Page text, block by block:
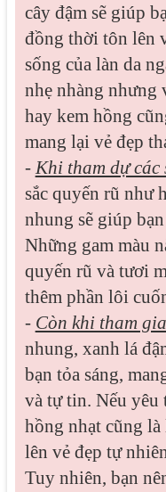
cây đậm sẽ giúp
đồng thời tôn lên
sống của làn da
nhẹ nhàng nhưng
hay kem hồng
mang lại vẻ đẹp
- Khi tham dự các
sắc quyến rũ như
nhung sẽ giúp
Những gam màu
quyến rũ và tươi
thêm phần lôi
- Còn khi tham
nhung, xanh lá
bạn tỏa sáng,
và tự tin. Nếu yêu
hồng nhạt cũng
lên vẻ đẹp tự
Tuy nhiên, bạn